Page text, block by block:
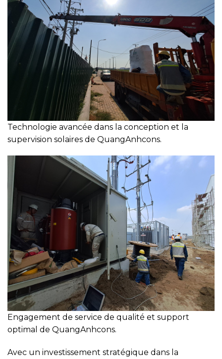
Technologie avancée dans la conception et la
supervision solaires de QuangAnhcons.
Engagement de service de qualité et support
optimal de QuangAnhcons.
Avec un investissement stratégique dans la